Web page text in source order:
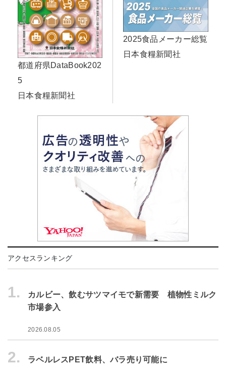
都道府県DataBook202
5
日本食糧新聞社
2025食品メーカー総覧
日本食糧新聞社
アクセスランキング
1.
カルビー、飲むサツマイモで新需要 植物性ミルク
市場参入
2026.08.05
2. ラベルレスPET飲料、バラ売り可能に